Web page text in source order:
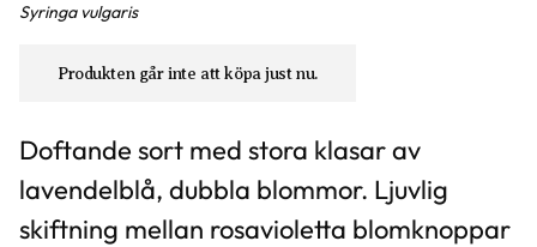
Syringa vulgaris
Produkten går inte att köpa just nu.
Doftande sort med stora klasar av
lavendelblå, dubbla blommor. Ljuvlig
skiftning mellan rosavioletta blomknoppar